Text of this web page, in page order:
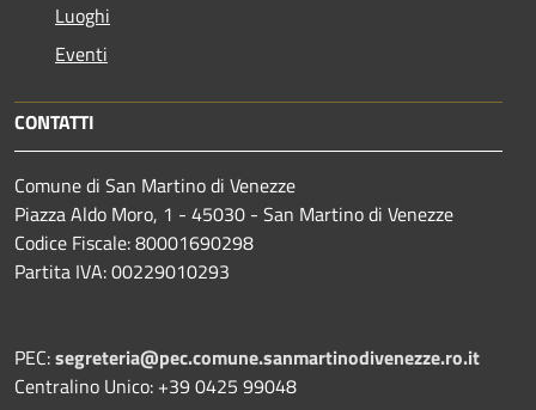
Luoghi
Eventi
CONTATTI
Comune di San Martino di Venezze
Piazza Aldo Moro, 1 - 45030 - San Martino di Venezze
Codice Fiscale: 80001690298
Partita IVA: 00229010293
PEC:segreteria@pec.comune.sanmartinodivenezze.ro.it
Centralino Unico: +39 0425 99048